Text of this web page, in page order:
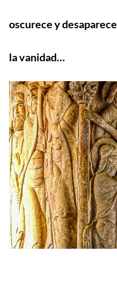
oscurece y desaparece
la vanidad…